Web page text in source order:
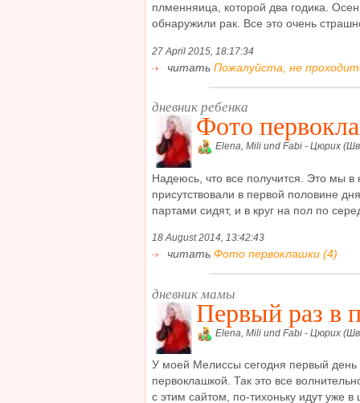
плменняица, которой два годика.
обнаружили рак. Все это очень
27 April 2015, 18:17:34
читать Пожалуйста, не
дневник ребенка
Фото
Elena, Mili und Fabi - Цюрих
Надеюсь, что все получится. Это мы
присутствовали в первой половине
партами сидят, и в круг на пол по
18 August 2014, 13:42:43
читать Фото первоклашки (4)
дневник мамы
Первый раз в
Elena, Mili und Fabi - Цюрих
У моей Мелиссы сегодня первый день
первоклашкой. Так это все
с этим сайтом, по-тихоньку идут уже в